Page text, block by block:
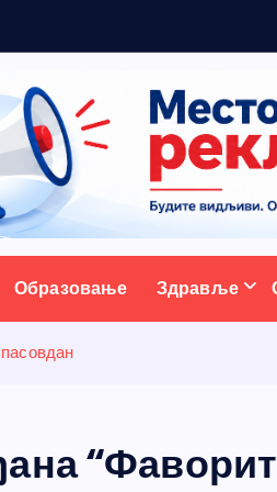
Образовање Здравље